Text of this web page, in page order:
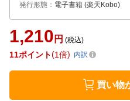
発行形態 ： 電子書籍 (楽天Kobo)
1,210 円 (税込)
11ポイント 1倍 内訳
買い物